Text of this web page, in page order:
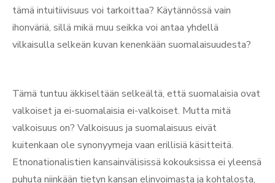
tämä intuitiivisuus voi tarkoittaa? Käytännössä vain
ihonväriä, sillä mikä muu seikka voi antaa yhdellä
vilkaisulla selkeän kuvan kenenkään suomalaisuudesta?
Tämä tuntuu äkkiseltään selkeältä, että suomalaisia ovat
valkoiset ja ei-suomalaisia ei-valkoiset. Mutta mitä
valkoisuus on? Valkoisuus ja suomalaisuus eivät
kuitenkaan ole synonyymeja vaan erillisiä käsitteitä.
Etnonationalistien kansainvälisissä kokouksissa ei yleensä
puhuta niinkään tietyn kansan elinvoimasta ja kohtalosta,